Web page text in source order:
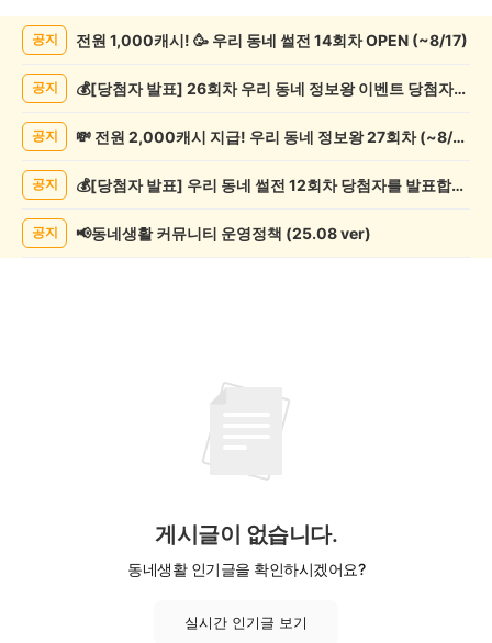
록
공지 전원 1,000캐시! 🥳 우리 동네 썰전 14회차 OPEN (~8/17)
공지 💰[당첨자 발표] 26회차 우리 동네 정보왕 이벤트 당첨자를 발표합니다!
공지 💸 전원 2,000캐시 지급! 우리 동네 정보왕 27회차 (~8/10)
공지 💰[당첨자 발표] 우리 동네 썰전 12회차 당첨자를 발표합니다!
공지 📢동네생활 커뮤니티 운영정책 (25.08 ver)
게시글이 없습니다.
동네생활 인기글을 확인하시겠어요?
실시간 인기글 보기